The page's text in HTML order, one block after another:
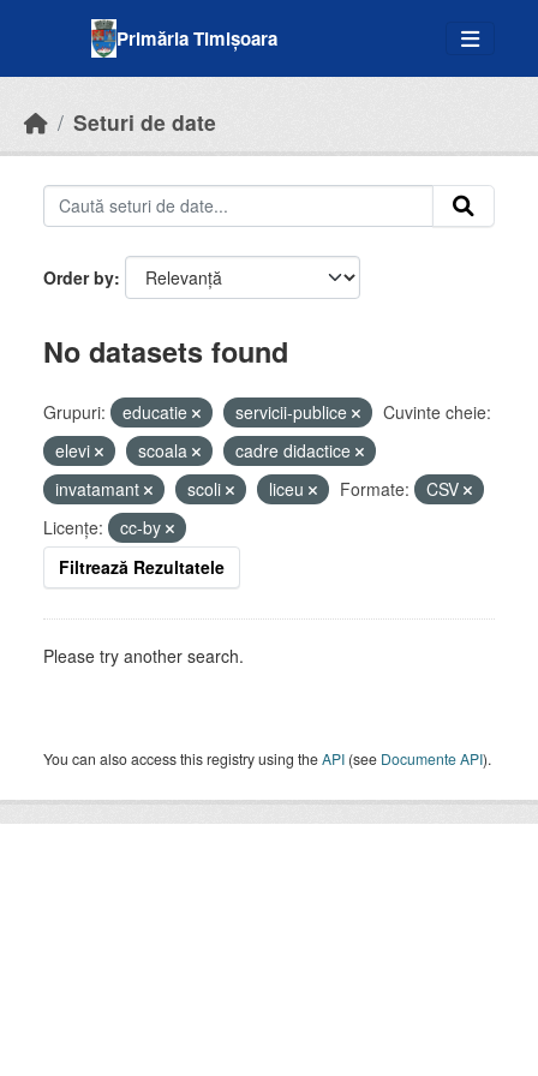
Primăria Timișoara
Seturi de date
Order by
No datasets found
Grupuri: educatie servicii-publice
Cuvinte cheie:
elevi
scoala
cadre didactice
invatamant
scoli liceu Formate:
CSV
Licenţe:
cc-by
Filtrează Rezultatele
Please try another search.
You can also access this registry using theAPI (see Documente API).